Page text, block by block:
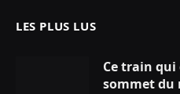
LES PLUS LUS
Ce train
sommet du